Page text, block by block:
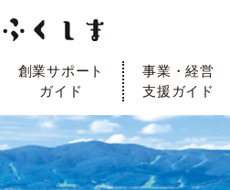
創業サポート
ガイド
事業・経営
支援ガイド